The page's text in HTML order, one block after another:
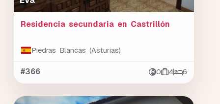
Residencia secundaria en Castrillón
Piedras Blancas (Asturias)
#366 0 4 6